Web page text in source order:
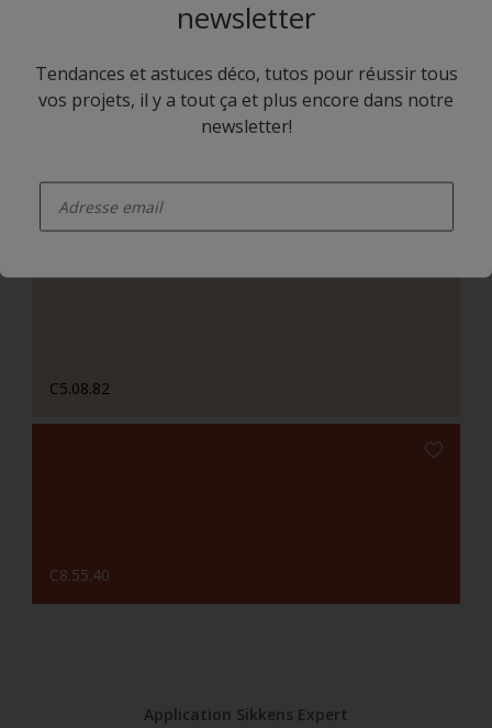
C4.14.71
C5.08.82
C8.55.40
newsletter
Tendances et astuces déco, tutos pour réussir tous
vos projets, il y a tout ça et plus encore dans notre
newsletter!
Application Sikkens Expert